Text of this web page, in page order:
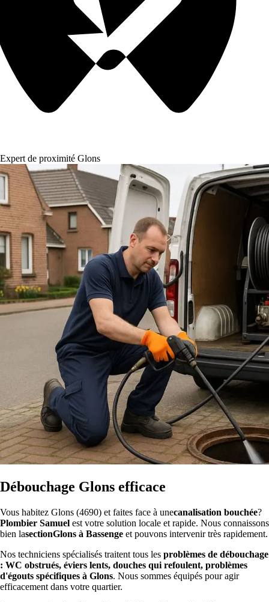
Expert de proximité Glons
Débouchage Glons efficace
Vous habitez Glons (4690) et faites face à unecanalisation bouchée?
Plombier Samuel est votre solution locale et rapide. Nous connaissons
bien lasectionGlons à Bassenge et pouvons intervenir très rapidement.
Nos techniciens spécialisés traitent tous les problèmes de débouchage
: WC obstrués, éviers lents, douches qui refoulent, problèmes
d'égouts spécifiques à Glons. Nous sommes équipés pour agir
efficacement dans votre quartier.